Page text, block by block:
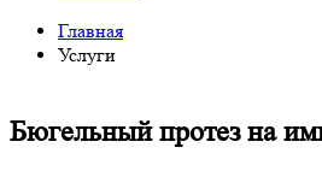
Главная
Услуги
Бюгельный протез на